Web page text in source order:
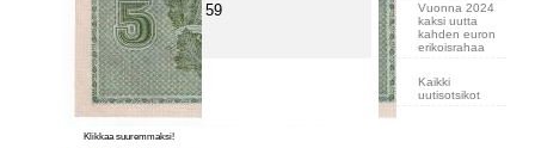
Klikkaa suuremmaksi!
59
Vuonna 2024
kaksi uutta
kahden euron
erikoisrahaa
Kaikki
uutisotsikot